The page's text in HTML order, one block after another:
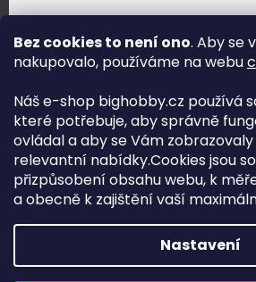
Bez cookies to není ono. Aby se
nakupovalo, používáme na webu
Náš e-shop bighobby.cz používá
které potřebuje, aby správně
ovládal a aby se Vám
relevantní nabídky.Cookies jsou
přizpůsobení obsahu webu, k
a obecně k zajištění vaší
Nastavení
Jak vybrat správné
Najít správné
Copyright (c) 2016 -2026 Big